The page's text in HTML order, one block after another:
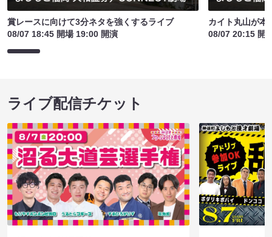
賞レースに向けて3分ネタを強くするライブ
08/07 18:45 開場 19:00 開演
カイト丸山が本
08/07 20:15 開
ライブ配信チケット